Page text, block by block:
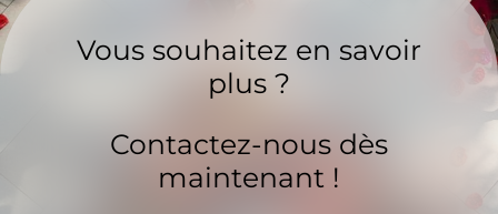
Vous souhaitez en savoir
plus ?
Contactez-nous dès
maintenant !